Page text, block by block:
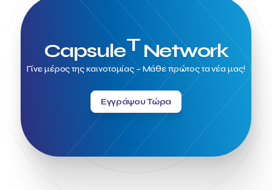
CapsuleTNetwork
Γίνε μέρος της καινοτομίας – Μάθε πρώτος τα νέα μας!
Εγγράψου Τώρα